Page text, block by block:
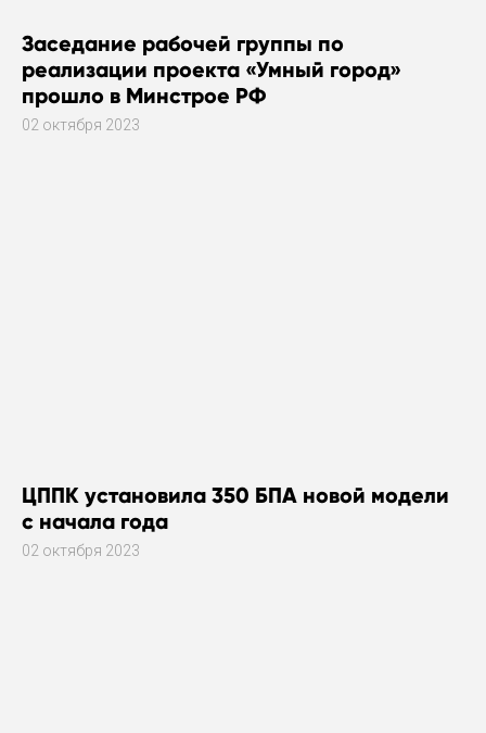
Заседание рабочей группы по
реализации проекта «Умный город»
прошло в Минстрое РФ
02 октября 2023
ЦППК установила 350 БПА новой модели
с начала года
02 октября 2023